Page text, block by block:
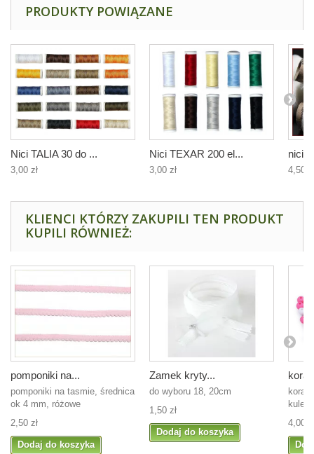
PRODUKTY POWIĄZANE
Nici TALIA 30 do ...
3,00 zł
Nici TEXAR 200 el...
3,00 zł
nici
4,50
KLIENCI KTÓRZY ZAKUPILI TEN PRODUKT
KUPILI RÓWNIEŻ:
pomponiki na...
pomponiki na tasmie, średnica
ok 4 mm, różowe
2,50 zł
Dodaj do koszyka
Zamek kryty...
do wyboru 18, 20cm
1,50 zł
Dodaj do koszyka
4,00